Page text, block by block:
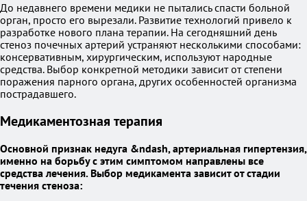
До недавнего времени медики не пытались спасти больной
орган, просто его вырезали. Развитие технологий привело к
разработке нового плана терапии. На сегодняшний день
стеноз почечных артерий устраняют несколькими способами:
консервативным, хирургическим, используют народные
средства. Выбор конкретной методики зависит от степени
поражения парного органа, других особенностей организма
пострадавшего.
Медикаментозная терапия
Основной признак недуга &ndash, артериальная гипертензия,
именно на борьбу с этим симптомом направлены все
средства лечения. Выбор медикамента зависит от стадии
течения стеноза: